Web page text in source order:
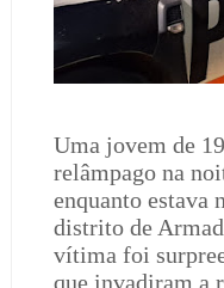
Uma jovem de
relâmpago na
enquanto estava
distrito de
vítima foi
que invadiram a